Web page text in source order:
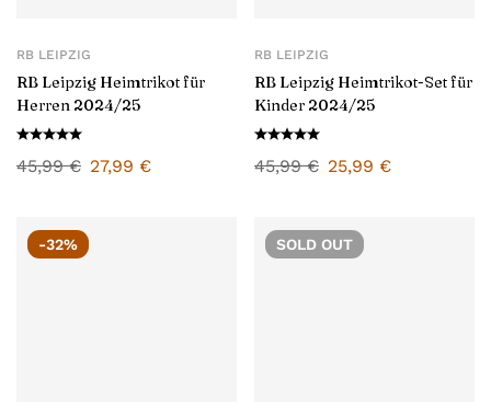
RB LEIPZIG
RB Leipzig Heimtrikot für
Herren 2024/25
45,99€ 27,99 €
RB LEIPZIG
RB Leipzig Heimtrikot-Set für
Kinder 2024/25
45,99€ 25,99 €
-32% SOLD OUT